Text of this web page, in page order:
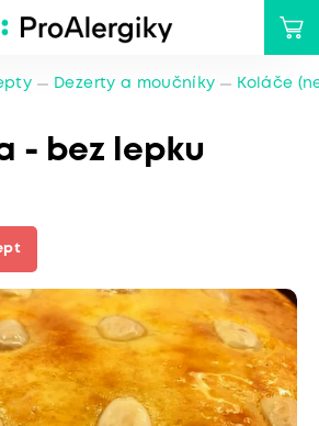
Dezerty a moučníky Koláče
- bez lepku